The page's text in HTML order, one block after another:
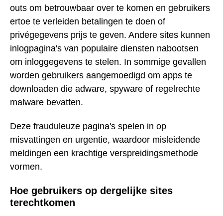
outs om betrouwbaar over te komen en gebruikers
ertoe te verleiden betalingen te doen of
privégegevens prijs te geven. Andere sites kunnen
inlogpagina's van populaire diensten nabootsen
om inloggegevens te stelen. In sommige gevallen
worden gebruikers aangemoedigd om apps te
downloaden die adware, spyware of regelrechte
malware bevatten.
Deze frauduleuze pagina's spelen in op
misvattingen en urgentie, waardoor misleidende
meldingen een krachtige verspreidingsmethode
vormen.
Hoe gebruikers op dergelijke sites
terechtkomen